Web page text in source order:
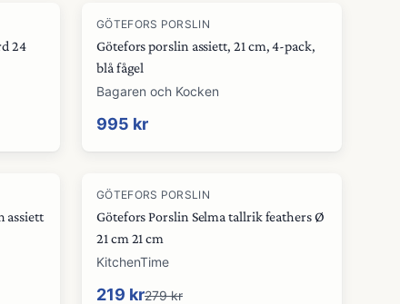
24
GÖTEFORS PORSLIN
Götefors porslin assiett, 21 cm, 4-pack,
blå fågel
Bagaren och Kocken
995 kr
assiett
-22%
GÖTEFORS PORSLIN
Götefors Porslin Selma tallrik feathers Ø
21 cm 21 cm
KitchenTime
219 kr279 kr